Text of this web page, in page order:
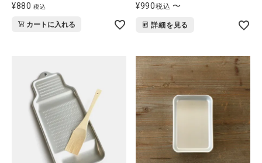
¥880 税込
カートに入れる
¥990税込 〜
詳細を見る